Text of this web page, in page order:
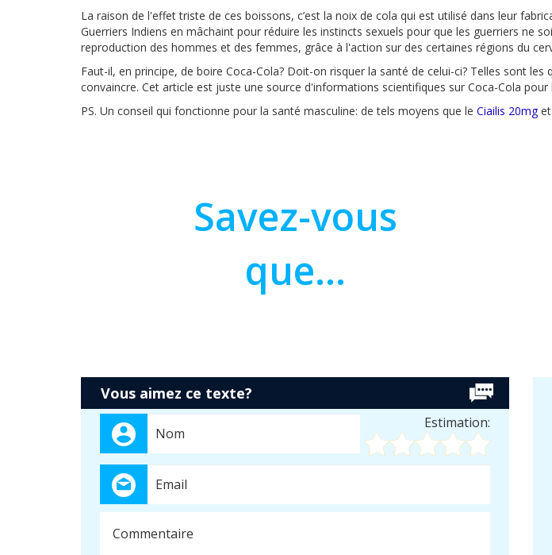
La raison de l'effet triste de ces boissons, c’est la noix de cola qui est utilisé dans leur
Guerriers Indiens en mâchaint pour réduire les instincts sexuels pour que les guerriers ne
reproduction des hommes et des femmes, grâce à l'action sur des certaines régions du
Faut-il, en principe, de boire Coca-Cola? Doit-on risquer la santé de celui-ci? Telles sont
convaincre. Cet article est juste une source d'informations scientifiques sur Coca-Cola pour
PS. Un conseil qui fonctionne pour la santé masculine: de tels moyens que le Ciailis 20mget
Savez-vous
que...
Vous aimez ce texte?
Estimation: